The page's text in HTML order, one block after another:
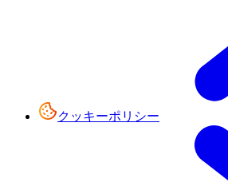
クッキーポリシー